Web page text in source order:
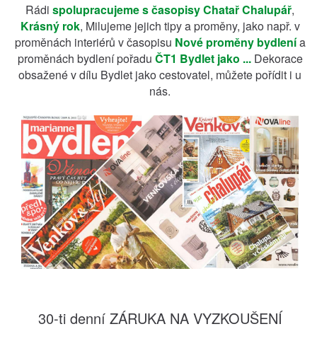
Rádispolupracujeme s časopisyChatař Chalupář,
Krásný rok, Milujeme jejich tipy a proměny, jako např. v
proměnách interiérů v časopisu Nové proměny bydlenía
proměnách bydlení pořadu ČT1 Bydlet jako ... Dekorace
obsažené v dílu Bydlet jako cestovatel, můžete pořídit i u
nás.
30-ti denní ZÁRUKA NA VYZKOUŠENÍ